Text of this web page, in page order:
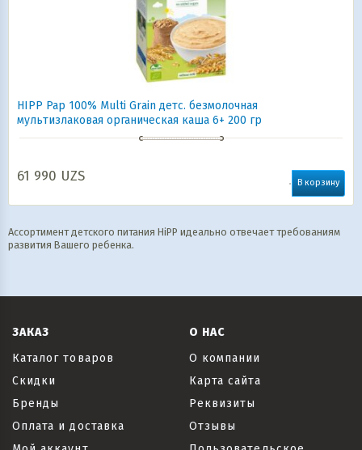
HIPP Pap 100% Multi Grain детс. безмолочная
мультизлаковая органическая каша 6+ 200 гр
61 990 UZS В корзину
Ассортимент детского питания HiPP идеально отвечает требованиям
развития Вашего ребенка.
ЗАКАЗ
Каталог товаров
Скидки
Бренды
Оплата и доставка
О НАС
О компании
Карта сайта
Реквизиты
Отзывы